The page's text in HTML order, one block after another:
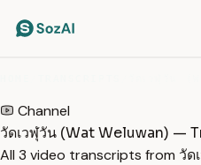
Channel
วัดเวฬุวัน (Wat Weluwan) —
All 3 video transcripts from วัด